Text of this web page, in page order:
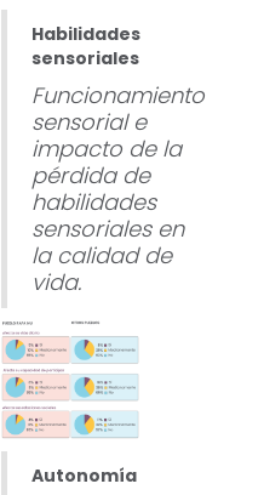
Habilidades
sensoriales
Funcionamiento
sensorial e
impacto de la
pérdida de
habilidades
sensoriales en
la calidad de
vida.
Autonomía